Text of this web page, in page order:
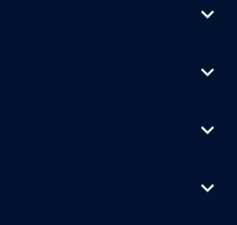
expand_more
expand_more
expand_more
expand_more